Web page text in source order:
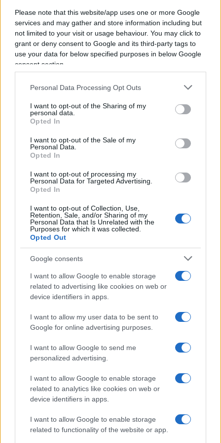
Please note that this website/app uses one or more Google
services and may gather and store information including but
not limited to your visit or usage behaviour. You may click to
grant or deny consent to Google and its third-party tags to
use your data for below specified purposes in below Google
consent section.
Personal Data Processing Opt Outs
I want to opt-out of the Sharing of my
personal data.
Opted In
I want to opt-out of the Sale of my
Personal Data.
Opted In
I want to opt-out of processing my
Personal Data for Targeted Advertising.
Opted In
I want to opt-out of Collection, Use,
Retention, Sale, and/or Sharing of my
Personal Data that Is Unrelated with the
Purposes for which it was collected.
Opted Out
Google consents
I want to allow Google to enable storage
related to advertising like cookies on web or
device identifiers in apps.
I want to allow my user data to be sent to
Google for online advertising purposes.
I want to allow Google to send me
personalized advertising.
I want to allow Google to enable storage
related to analytics like cookies on web or
device identifiers in apps.
I want to allow Google to enable storage
related to functionality of the website or app.
Se in Spagna ipropalse la prendono con delle
donne anziane, in Canada sono arrivati a
prendersela con i campeggi estivi per bambini
associazioni canadesi di estrema sinistra e
filopalestinesiha indetto una campagna
di
proteste per privare i campeggi in questione degli
“rappresentano un problema in quanto
incoraggiano il sostegno ad uno Stato genocida,
colonialista d’insediamento”.
impiegava come consulente una donna che in
precedenza aveva lavorato come assistente
sociale nell’esercito israeliano. Il direttore di un
altro campo è stato definito un “sionista che
pubblicamente sostiene Israele”. Un campeggio
nell’Ontario è stato attaccato con l’accusa di
“appropriazione culturale”
tipica della cucina araba ma molto apprezzata
anche in Israele.
Se in questo caso ci si è limitati acampagne
intimidatorie, in altre circostanze c’è chi ha fatto
in Canada:
una scuola elementare femminile ebraica di
Toronto, la Bais Chaya Mushka Girls Elementary